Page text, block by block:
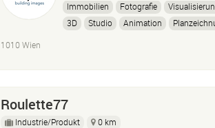
Immobilien Fotografie
3D
Studio Animation
1010 Wien
Roulette77
Industrie/Produkt 0 km